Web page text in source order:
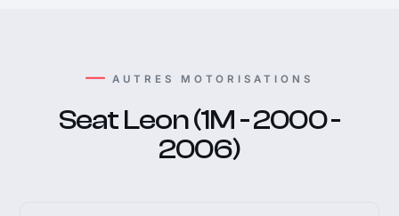
AUTRES MOTORISATIONS
Seat Leon (1M - 2000 -
2006)